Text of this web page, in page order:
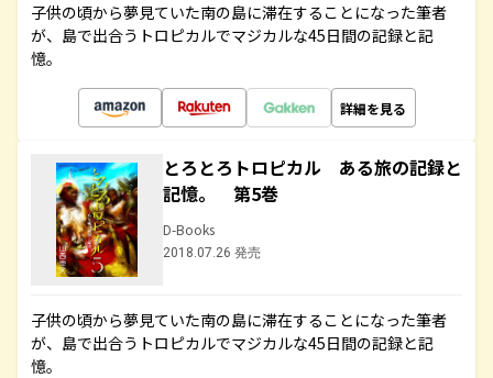
子供の頃から夢見ていた南の島に滞在することになった筆者
が、島で出合うトロピカルでマジカルな45日間の記録と記
憶。
詳細を見る
とろとろトロピカル ある旅の記録と
記憶。 第5巻
D-Books
2018.07.26 発売
子供の頃から夢見ていた南の島に滞在することになった筆者
が、島で出合うトロピカルでマジカルな45日間の記録と記
憶。